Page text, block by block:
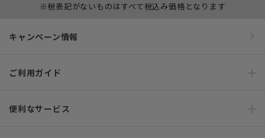
※税表記がないものはすべて税込み価格となります
キャンペーン情報
ご利用ガイド
便利なサービス